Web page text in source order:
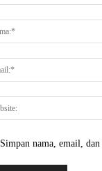
Simpan nama, email,